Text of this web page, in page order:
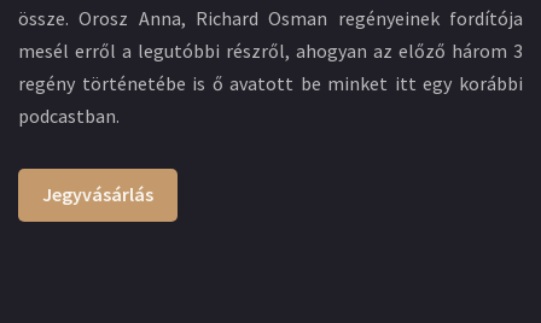
össze. Orosz Anna, Richard Osman regényeinek fordítója
mesél erről a legutóbbi részről, ahogyan az előző három 3
regény történetébe is ő avatott be minket itt egy korábbi
podcastban.
Jegyvásárlás